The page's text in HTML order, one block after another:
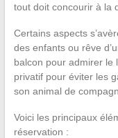
tout doit concourir à la
Certains aspects
des enfants ou rêve
balcon pour admirer le
privatif pour éviter les
son animal de
Voici les principaux
réservation :